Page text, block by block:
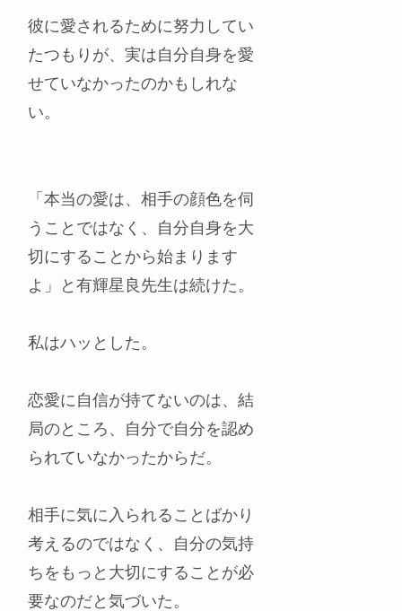
彼に愛されるために努力してい
たつもりが、実は自分自身を愛
せていなかったのかもしれな
い。
「本当の愛は、相手の顔色を伺
うことではなく、自分自身を大
切にすることから始まります
よ」と有輝星良先生は続けた。
私はハッとした。
恋愛に自信が持てないのは、結
局のところ、自分で自分を認め
られていなかったからだ。
相手に気に入られることばかり
考えるのではなく、自分の気持
ちをもっと大切にすることが必
要なのだと気づいた。